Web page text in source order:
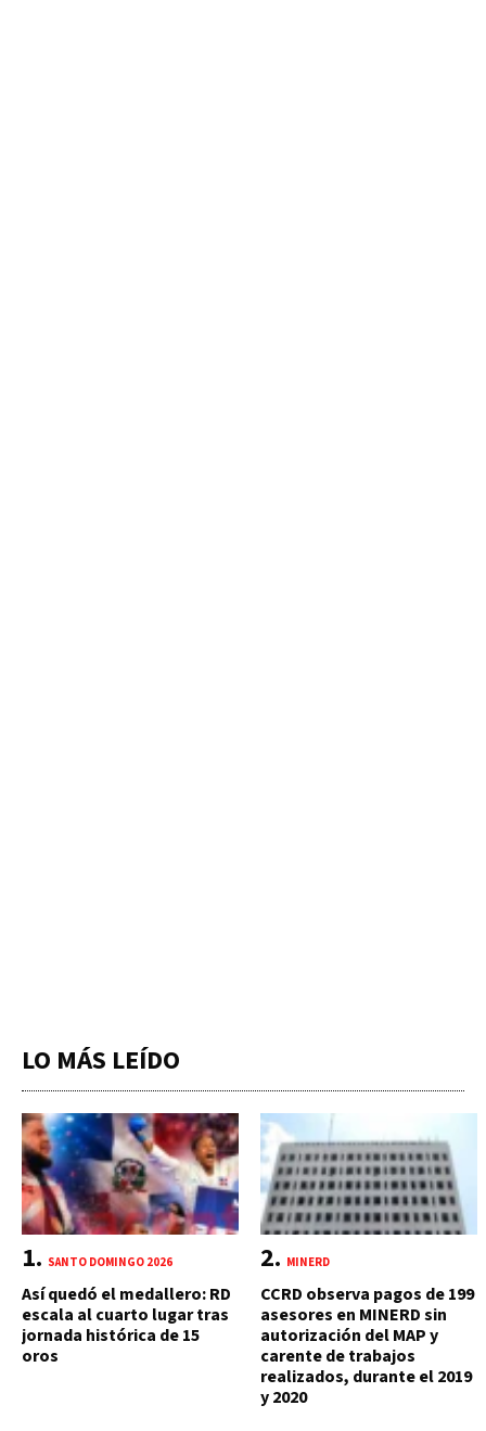
LO MÁS LEÍDO
SANTO DOMINGO 2026
Así quedó el medallero: RD
escala al cuarto lugar tras
jornada histórica de 15
oros
MINERD
CCRD observa pagos de 199
asesores en MINERD sin
autorización del MAP y
carente de trabajos
realizados, durante el 2019
y 2020